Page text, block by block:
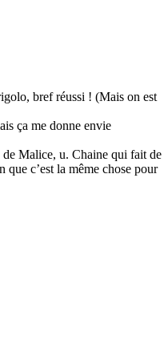
bref réussi ! (Mais on est
ça me donne envie
Malice, u. Chaine qui fait de
que c’est la même chose pour